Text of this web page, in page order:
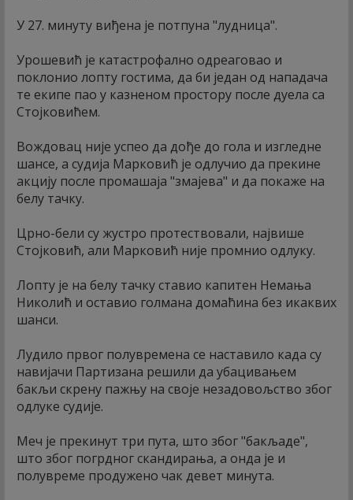
У 27. минуту виђена је потпуна "лудница".
Урошевић је катастрофално одреаговао и
поклонио лопту гостима, да би један од нападача
те екипе пао у казненом простору после дуела са
Стојковићем.
Вождовац није успео да дође до гола и изгледне
шансе, а судија Марковић је одлучио да прекине
акцију после промашаја "змајева" и да покаже на
белу тачку.
Црно-бели су жустро протествовали, највише
Стојковић, али Марковић није промнио одлуку.
Лопту је на белу тачку ставио капитен Немања
Николић и оставио голмана домаћина без икаквих
шанси.
Лудило првог полувремена се наставило када су
навијачи Партизана решили да убацивањем
бакљи скрену пажњу на своје незадовољство због
одлуке судије.
Меч је прекинут три пута, што због "бакљаде",
што због погрдног скандирања, а онда је и
полувреме продужено чак девет минута.